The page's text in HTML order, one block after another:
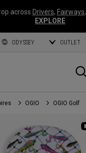
across Drivers, Fairways,
EXPLORE
ODYSSEY OUTLET
OGIO OGIO Golf